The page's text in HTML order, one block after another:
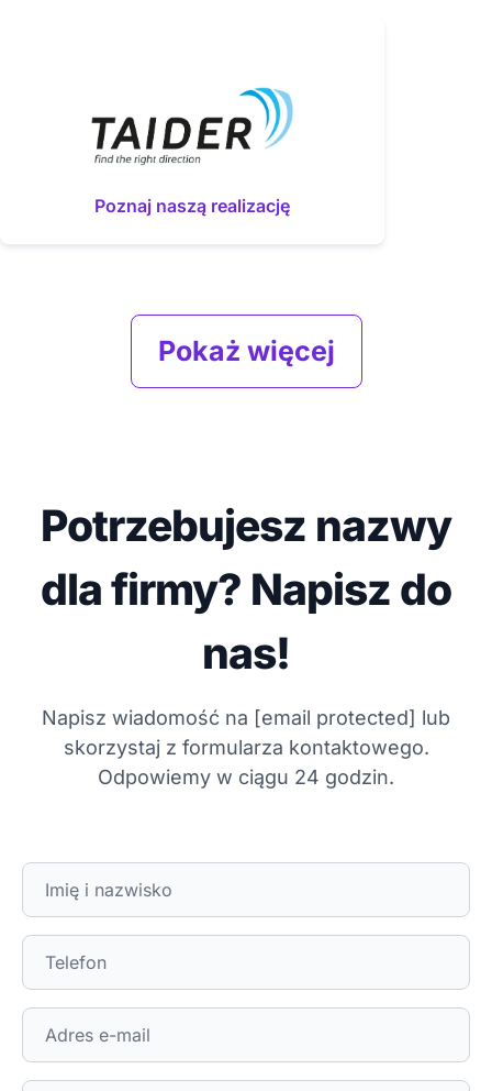
Poznaj naszą realizację
Pokaż więcej
Potrzebujesz nazwy
dla firmy? Napisz do
nas!
Napisz wiadomość na [email protected] lub
skorzystaj z formularza kontaktowego.
Odpowiemy w ciągu 24 godzin.